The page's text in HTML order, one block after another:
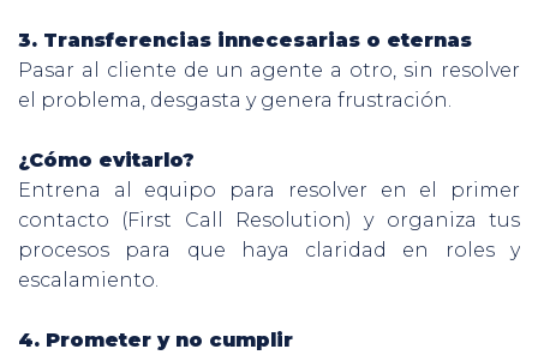
3. Transferencias innecesarias o eternas
Pasar al cliente de un agente a otro, sin resolver
el problema, desgasta y genera frustración.
¿Cómo evitarlo?
Entrena al equipo para resolver en el primer
contacto (First Call Resolution) y organiza tus
procesos para que haya claridad en roles y
escalamiento.
4. Prometer y no cumplir